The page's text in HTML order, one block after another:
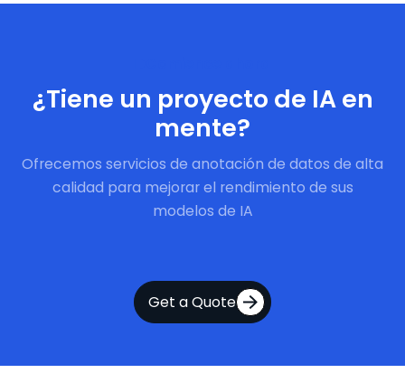
¿Tiene un proyecto de IA en
mente?
Ofrecemos servicios de anotación de datos de alta
calidad para mejorar el rendimiento de sus
modelos de IA
Get a Quote